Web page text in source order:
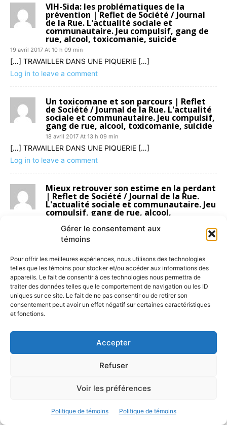
Gérer le consentement aux
témoins
Pour offrir les meilleures expériences, nous utilisons des technologies
telles que les témoins pour stocker et/ou accéder aux informations des
appareils. Le fait de consentir à ces technologies nous permettra de
traiter des données telles que le comportement de navigation ou les ID
uniques sur ce site. Le fait de ne pas consentir ou de retirer son
consentement peut avoir un effet négatif sur certaines caractéristiques
et fonctions.
Accepter
Refuser
Voir les préférences
Politique de témoins Politique de témoins
VIH-Sida: les problématiques de la
prévention | Reflet de Société / Journal
de la Rue. L'actualité sociale et
communautaire. Jeu compulsif, gang de
rue, alcool, toxicomanie, suicide
19 avril 2017 At 10 h 09 min
[…] TRAVAILLER DANS UNE PIQUERIE […]
Log in to leave a comment
Un toxicomane et son parcours | Reflet
de Société / Journal de la Rue. L'actualité
sociale et communautaire. Jeu compulsif,
gang de rue, alcool, toxicomanie, suicide
18 avril 2017 At 13 h 09 min
[…] TRAVAILLER DANS UNE PIQUERIE […]
Log in to leave a comment
Mieux retrouver son estime en la perdant
| Reflet de Société / Journal de la Rue.
L'actualité sociale et communautaire. Jeu
compulsif, gang de rue, alcool,
18 avril 2017 At 13 h 07 min
[…] TRAVAILLER DANS UNE PIQUERIE […]
Log in to leave a comment
Travailler dans une piquerie | Raymond
Viger, Reflet de Société. L'actualité
sociale et communautaire. Prostitution,
Drogue, alcool, gang de rue, gambling
[…] TRAVAILLER DANS UNE PIQUERIE […]
Log in to leave a comment
Consommation de drogues: conséquences
Société. L'actualité sociale et
communautaire. Prostitution, Drogue,
13 avril 2017 At 11 h 22 min